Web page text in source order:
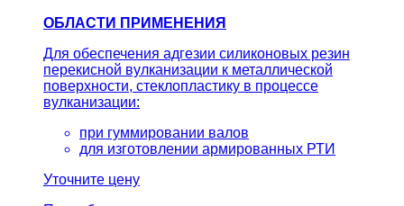
ОБЛАСТИ ПРИМЕНЕНИЯ
Для обеспечения адгезии силиконовых резин
перекисной вулканизации к металлической
поверхности, стеклопластику в процессе
вулканизации:
при гуммировании валов
для изготовлении армированных РТИ
Уточните цену